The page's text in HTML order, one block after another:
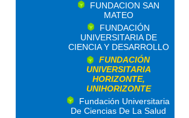
FUNDACION SAN
MATEO
FUNDACIÓN
UNIVERSITARIA DE
CIENCIA Y DESARROLLO
FUNDACIÓN
UNIVERSITARIA
HORIZONTE,
UNIHORIZONTE
Fundación Universitaria
De Ciencias De La Salud